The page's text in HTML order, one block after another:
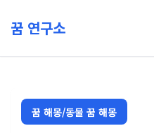
꿈 연구소
꿈 해몽/동물 꿈 해몽